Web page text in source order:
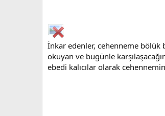
İnkar edenler, cehenneme bölük
okuyan ve bugünle
ebedi kalıcılar olarak